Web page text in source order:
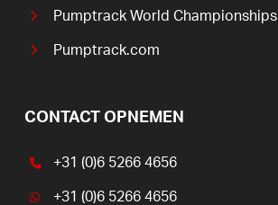
Pumptrack World Championships
Pumptrack.com
CONTACT OPNEMEN
+31 (0)6 5266 4656
+31 (0)6 5266 4656